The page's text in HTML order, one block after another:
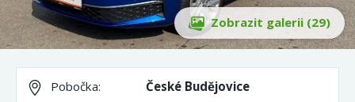
Pobočka:
České Budějovice
Zobrazit galerii (29)